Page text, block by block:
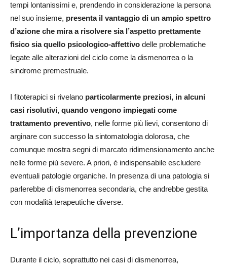
tempi lontanissimi e, prendendo in considerazione la persona
nel suo insieme, presenta il vantaggio di un ampio spettro
d’azione che mira a risolvere sia l’aspetto prettamente
fisico sia quello psicologico-affettivo delle problematiche
legate alle alterazioni del ciclo come la dismenorrea o la
sindrome premestruale.
I fitoterapici si rivelano particolarmente preziosi, in alcuni
casi risolutivi, quando vengono impiegati come
trattamento preventivo, nelle forme più lievi, consentono di
arginare con successo la sintomatologia dolorosa, che
comunque mostra segni di marcato ridimensionamento anche
nelle forme più severe. A priori, è indispensabile escludere
eventuali patologie organiche. In presenza di una patologia si
parlerebbe di dismenorrea secondaria, che andrebbe gestita
con modalità terapeutiche diverse.
L’importanza della prevenzione
Durante il ciclo, soprattutto nei casi di dismenorrea,